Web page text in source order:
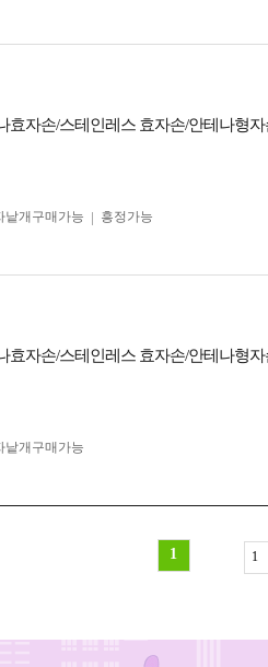
효자손/스테인레스 효자손/안테나형
낱개구매가능 흥정가능
효자손/스테인레스 효자손/안테나형
낱개구매가능
1